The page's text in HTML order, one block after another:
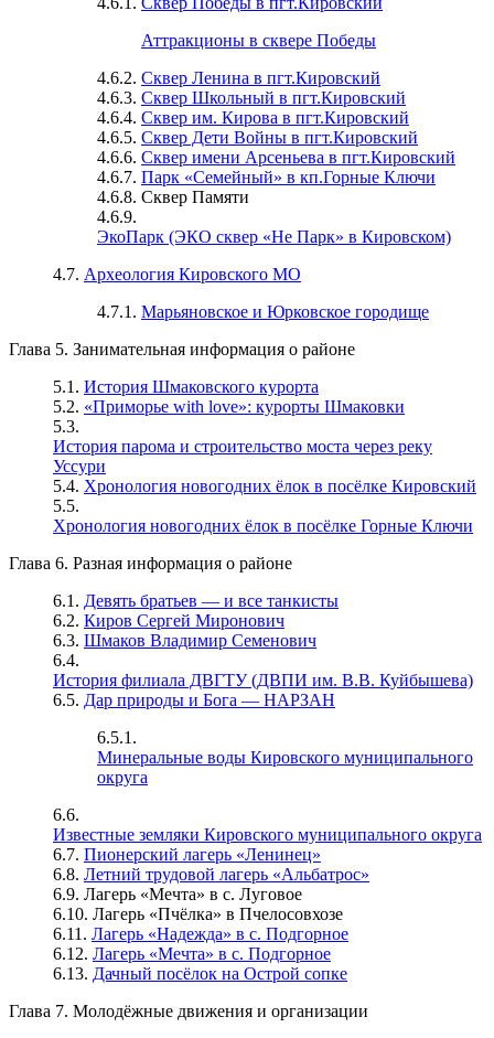
Аттракционы в сквере Победы
4.6.2. Сквер Ленина в пгт.Кировский
4.6.3. Сквер Школьный в пгт.Кировский
4.6.4. Сквер им. Кирова в пгт.Кировский
4.6.5. Сквер Дети Войны в пгт.Кировский
4.6.6. Сквер имени Арсеньева в пгт.Кировский
4.6.7. Парк «Семейный» в кп.Горные Ключи
4.6.8. Сквер Памяти
4.6.9.
ЭкоПарк (ЭКО сквер «Не Парк» в Кировском)
4.7. Археология Кировского МО
4.7.1. Марьяновское и Юрковское городище
Глава 5. Занимательная информация о районе
5.1. История Шмаковского курорта
5.2. «Приморье with love»: курорты Шмаковки
5.3.
История парома и строительство моста через реку
Уссури
5.4. Хронология новогодних ёлок в посёлке Кировский
5.5.
Хронология новогодних ёлок в посёлке Горные Ключи
Глава 6. Разная информация о районе
6.1. Девять братьев — и все танкисты
6.2. Киров Сергей Миронович
6.3. Шмаков Владимир Семенович
6.4.
История филиала ДВГТУ (ДВПИ им. В.В. Куйбышева)
6.5. Дар природы и Бога — НАРЗАН
6.5.1.
Минеральные воды Кировского муниципального
округа
6.6.
Известные земляки Кировского муниципального округа
6.7. Пионерский лагерь «Ленинец»
6.8. Летний трудовой лагерь «Альбатрос»
6.9. Лагерь «Мечта» в с. Луговое
6.10. Лагерь «Пчёлка» в Пчелосовхозе
6.11. Лагерь «Надежда» в с. Подгорное
6.12. Лагерь «Мечта» в с. Подгорное
6.13. Дачный посёлок на Острой сопке
Глава 7. Молодёжные движения и организации